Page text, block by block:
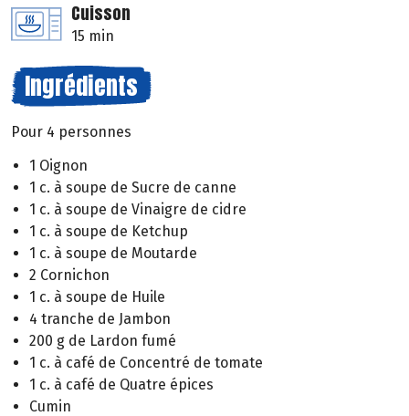
Cuisson
15 min
Ingrédients
Pour 4 personnes
1 Oignon
1 c. à soupe de Sucre de canne
1 c. à soupe de Vinaigre de cidre
1 c. à soupe de Ketchup
1 c. à soupe de Moutarde
2 Cornichon
1 c. à soupe de Huile
4 tranche de Jambon
200 g de Lardon fumé
1 c. à café de Concentré de tomate
1 c. à café de Quatre épices
Cumin